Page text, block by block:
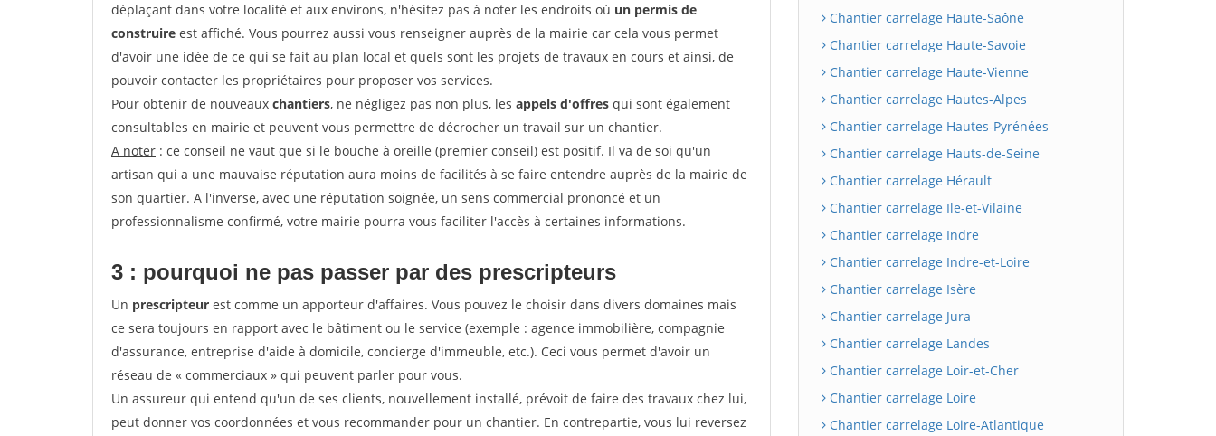
déplaçant dans votre localité et aux environs, n'hésitez pas à noter les endroits où un permis de
construire est affiché. Vous pourrez aussi vous renseigner auprès de la mairie car cela vous permet
d'avoir une idée de ce qui se fait au plan local et quels sont les projets de travaux en cours et ainsi, de
pouvoir contacter les propriétaires pour proposer vos services.
Pour obtenir de nouveaux chantiers, ne négligez pas non plus, les appels d'offres qui sont également
consultables en mairie et peuvent vous permettre de décrocher un travail sur un chantier.
A noter : ce conseil ne vaut que si le bouche à oreille (premier conseil) est positif. Il va de soi qu'un
artisan qui a une mauvaise réputation aura moins de facilités à se faire entendre auprès de la mairie de
son quartier. A l'inverse, avec une réputation soignée, un sens commercial prononcé et un
professionnalisme confirmé, votre mairie pourra vous faciliter l'accès à certaines informations.
3 : pourquoi ne pas passer par des prescripteurs
Un prescripteur est comme un apporteur d'affaires. Vous pouvez le choisir dans divers domaines mais
ce sera toujours en rapport avec le bâtiment ou le service (exemple : agence immobilière, compagnie
d'assurance, entreprise d'aide à domicile, concierge d'immeuble, etc.). Ceci vous permet d'avoir un
réseau de « commerciaux » qui peuvent parler pour vous.
Un assureur qui entend qu'un de ses clients, nouvellement installé, prévoit de faire des travaux chez lui,
peut donner vos coordonnées et vous recommander pour un chantier. En contrepartie, vous lui reversez
Chantier carrelage Haute-Saône
Chantier carrelage Haute-Savoie
Chantier carrelage Haute-Vienne
Chantier carrelage Hautes-Alpes
Chantier carrelage Hautes-Pyrénées
Chantier carrelage Hauts-de-Seine
Chantier carrelage Hérault
Chantier carrelage Ile-et-Vilaine
Chantier carrelage Indre
Chantier carrelage Indre-et-Loire
Chantier carrelage Isère
Chantier carrelage Jura
Chantier carrelage Landes
Chantier carrelage Loir-et-Cher
Chantier carrelage Loire
Chantier carrelage Loire-Atlantique